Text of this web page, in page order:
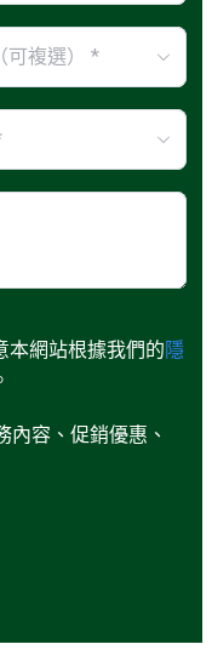
可複選） *
本網站根據我們的隱
內容、促銷優惠、